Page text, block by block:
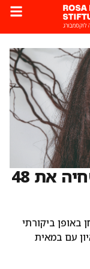
“יש משהו בישראליות שחיה את 48
בוחן באופן ביקורתי
עם במאית